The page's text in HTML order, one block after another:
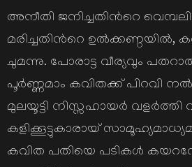
അനീതി ജനിച്ചതിന്‍റെ
മരിച്ചതിന്‍റെ ഉല്‍ക്കണ്ഠയില്‍,
ചുമന്നു. പോരാട്ട വീര്യവും
പൂര്‍ണ്ണമാം കവിതക്ക് പിറവി
മുലയൂട്ടി നിസ്സഹായര്‍ വളര്‍ത്തി
കളിക്കൂട്ടുകാരായ്
കവിത പതിയെ പടികള്‍